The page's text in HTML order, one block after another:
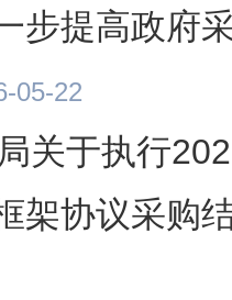
步提高政府
05-22
关于执行
架协议采购